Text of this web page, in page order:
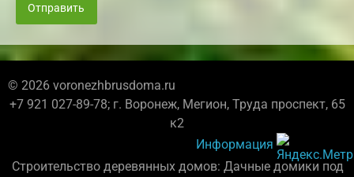
Отправить
© 2026 voronezhbrusdoma.ru
+7 921 027-89-78; г. Воронеж, Мегион, Труда проспект, 65
к2
Информация
Строительство деревянных домов: Дачные домики под